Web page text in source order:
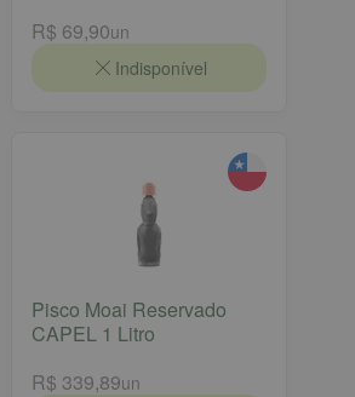
R$ 69,90un
Indisponível
Pisco Moai Reservado
CAPEL 1 Litro
R$ 339,89un